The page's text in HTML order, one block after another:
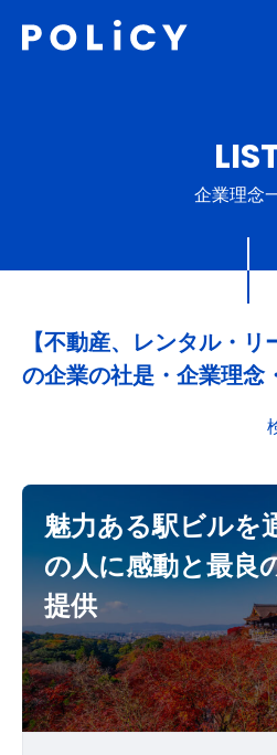
企業理念
【不動産、レンタル・リ
の企業の社是・企業理念
魅力ある駅ビルを
の人に感動と最良
提供